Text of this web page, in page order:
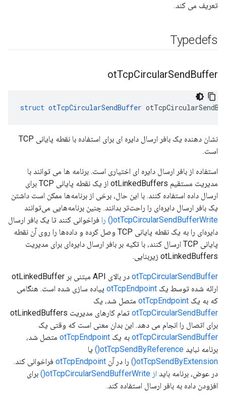
تعریف می کند.
Typedefs
otTcpCircularSendBuffer
struct otTcpCircularSendBuffer
نشان دهنده یک بافر ارسال دایره ای برای استفاده با نقطه پایانی TCP
است.
استفاده از بافر ارسال دایره ای اختیاری است. برنامه ها می توانند با
مدیریت مستقیم otLinkedBuffers از یک نقطه پایانی TCP برای
ارسال داده استفاده کنند. با این حال، برخی از برنامه‌ها ممکن است داشتن
یک بافر ارسال دایره‌ای را راحت‌تر بدانند. چنین برنامه‌هایی می‌توانند
otTcpCircularSendBufferWrite() را
فراخوانی کنند تا یک بافر ارسال
دایره‌ای را به یک نقطه پایانی TCP وصل کرده و داده‌ها را روی آن نقطه
پایانی TCP ارسال کنند، با تکیه بر بافر ارسال دایره‌ای برای مدیریت
otLinkedBuffers زیربنایی.
otTcpCircularSendBuffer
در بالای API مبتنی بر otLinkedBuffer
ارائه شده توسط یک otTcpEndpoint پیاده سازی شده است. هنگامی
که به یک otTcpEndpoint متصل شد، یک
otTcpCircularSendBuffer
تمام کارهای مدیریت otLinkedBuffers
برای اتصال را انجام می دهد. این بدان معنی است که وقتی یک
otTcpCircularSendBuffer به یک otTcpEndpoint متصل شد،
برنامه نباید otTcpSendByReference()
یا
otTcpSendByExtension()
را در آن otTcpEndpoint فراخوانی کند.
در عوض، برنامه باید از otTcpCircularSendBufferWrite()
برای
افزودن داده به بافر ارسال استفاده کند.